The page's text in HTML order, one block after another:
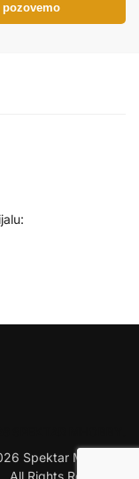
pozovemo
Spektar MHobby.